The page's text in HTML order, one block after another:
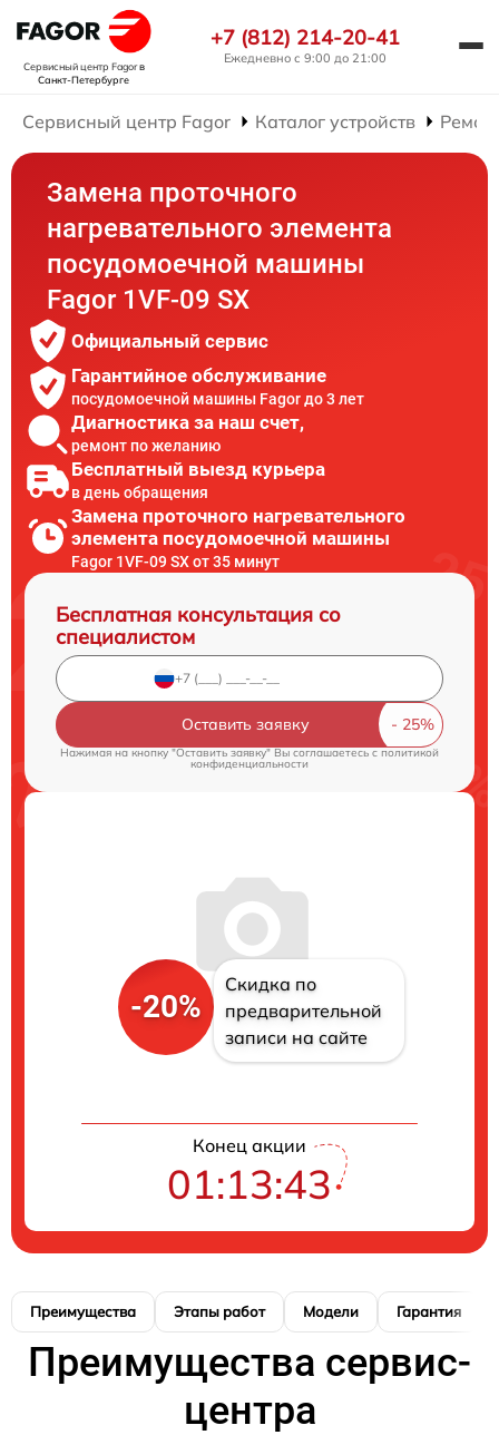
Сервисный центр Fagorв
Санкт-Петербурге
+7 (812) 214-20-41
Ежедневно с 9:00 до 21:00
Сервисный центр Fagor Каталог устройств
Замена проточного
нагревательного элемента
посудомоечной машины
Fagor 1VF-09 SX
Официальный сервис
Гарантийное обслуживание
посудомоечной машины Fagor до 3 лет
Диагностика за наш счет,
ремонт по желанию
Бесплатный выезд курьера
в день обращения
Замена проточного нагревательного
элемента посудомоечной машины
Fagor 1VF-09 SX от 35 минут
Бесплатная консультация со
специалистом
Оставить заявку
Нажимая на кнопку "Оставить заявку" Вы соглашаетесь cполитикой
конфиденциальности
-20%
Скидка по
предварительной
записи на сайте
Конец акции
01:13:42
Преимущества Этапы работ Модели Гарантия
Преимущества сервис-
центра